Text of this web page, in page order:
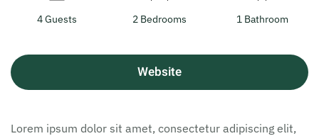
4 Guests 2 Bedrooms 1 Bathroom
Website
Lorem ipsum dolor sit amet, consectetur adipiscing elit,